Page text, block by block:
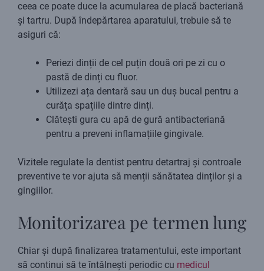
ceea ce poate duce la acumularea de placă bacteriană
și tartru. După îndepărtarea aparatului, trebuie să te
asiguri că:
Periezi dinții de cel puțin două ori pe zi cu o
pastă de dinți cu fluor.
Utilizezi ața dentară sau un duș bucal pentru a
curăța spațiile dintre dinți.
Clătești gura cu apă de gură antibacteriană
pentru a preveni inflamațiile gingivale.
Vizitele regulate la dentist pentru detartraj și controale
preventive te vor ajuta să menții sănătatea dinților și a
gingiilor.
Monitorizarea pe termen lung
Chiar și după finalizarea tratamentului, este important
să continui să te întâlnești periodic cu medicul